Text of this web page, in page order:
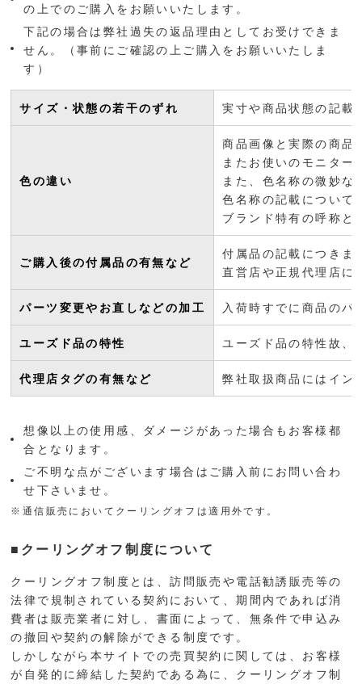
の上でのご購入をお願いいたします。
下記の場合は弊社過失の返品理由としてお受けできま
せん。（事前にご確認の上ご購入をお願いいたしま
す）
サイズ・状態の若干のずれ 実寸や商品状態の記載
色の違い
商品画像と実際の商品
またお使いのモニター
また、色名称の微妙な
色名称の記載について
ブランド特有の呼称と
ご購入後の付属品の有無など
付属品の記載につきま
直営店や正規代理店に
パーツ変更やお直しなどの加工 入荷時すでに商品のパ
ユーズド品の特性 ユーズド品の特性故
代理店タグの有無など 弊社取扱商品にはイン
想像以上の使用感、ダメージがあった場合もお客様都
合となります。
ご不明な点がございます場合はご購入前にお問い合わ
せ下さいませ。
※通信販売においてクーリングオフは適用外です。
■クーリングオフ制度について
クーリングオフ制度とは、訪問販売や電話勧誘販売等の
法律で規制されている契約において、期間内であれば消
費者は販売業者に対し、書面によって、無条件で申込み
の撤回や契約の解除ができる制度です。
しかしながら本サイトでの売買契約に関しては、お客様
が自発的に締結した契約である為に、クーリングオフ制